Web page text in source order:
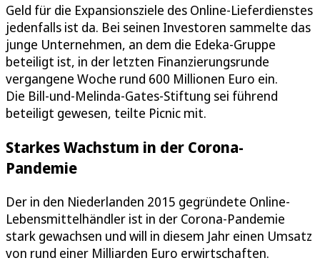
Geld für die Expansionsziele des Online-Lieferdienstes
jedenfalls ist da. Bei seinen Investoren sammelte das
junge Unternehmen, an dem die Edeka-Gruppe
beteiligt ist, in der letzten Finanzierungsrunde
vergangene Woche rund 600 Millionen Euro ein.
Die Bill-und-Melinda-Gates-Stiftung sei führend
beteiligt gewesen, teilte Picnic mit.
Starkes Wachstum in der Corona-
Pandemie
Der in den Niederlanden 2015 gegründete Online-
Lebensmittelhändler ist in der Corona-Pandemie
stark gewachsen und will in diesem Jahr einen Umsatz
von rund einer Milliarden Euro erwirtschaften.